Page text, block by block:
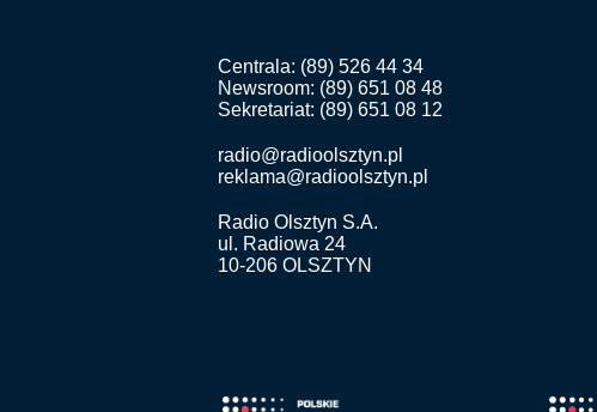
Centrala: (89) 526 44 34
Newsroom: (89) 651 08 48
Sekretariat: (89) 651 08 12
radio@radioolsztyn.pl
reklama@radioolsztyn.pl
Radio Olsztyn S.A.
ul. Radiowa 24
10-206 OLSZTYN